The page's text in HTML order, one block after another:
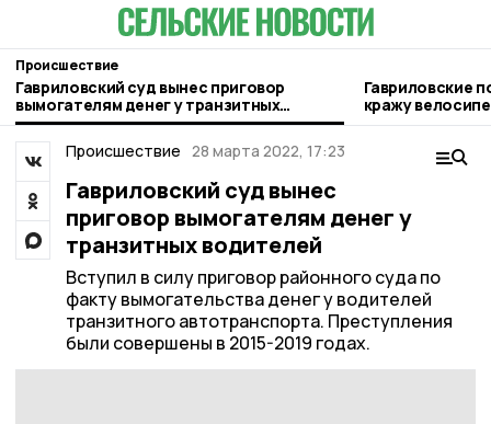
Происшествие
Гавриловский суд вынес приговор
вымогателям денег у транзитных
водителей
Гавриловские
кражу
Происшествие 28 марта 2022, 17:23
Гавриловский суд вынес
приговор вымогателям денег у
транзитных водителей
Вступил в силу приговор районного суда по
факту вымогательства денег у водителей
транзитного автотранспорта. Преступления
были совершены в 2015-2019 годах.